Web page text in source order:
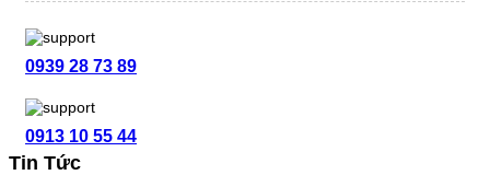
0939 28 73 89
0913 10 55 44
Tin Tức